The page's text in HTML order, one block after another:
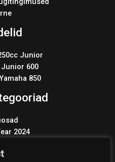
Junior
600
850
2024